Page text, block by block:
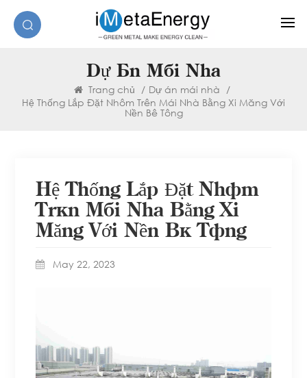
Dự Án Mái Nhà
Trang chủ / Dự án mái nhà /
Hệ Thống Lắp Đặt Nhôm Trên Mái Nhà Bằng Xi Măng Với
Nền Bê Tông
Hệ Thống Lắp Đặt Nhôm
Trên Mái Nhà Bằng Xi
Măng Với Nền Bê Tông
May 22, 2023